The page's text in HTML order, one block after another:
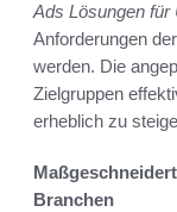
Ads Lösungen für
Anforderungen
werden. Die
Zielgruppen
erheblich zu
Branchen